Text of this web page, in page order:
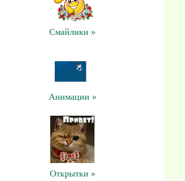
Смайлики »
Анимации »
Открытки »